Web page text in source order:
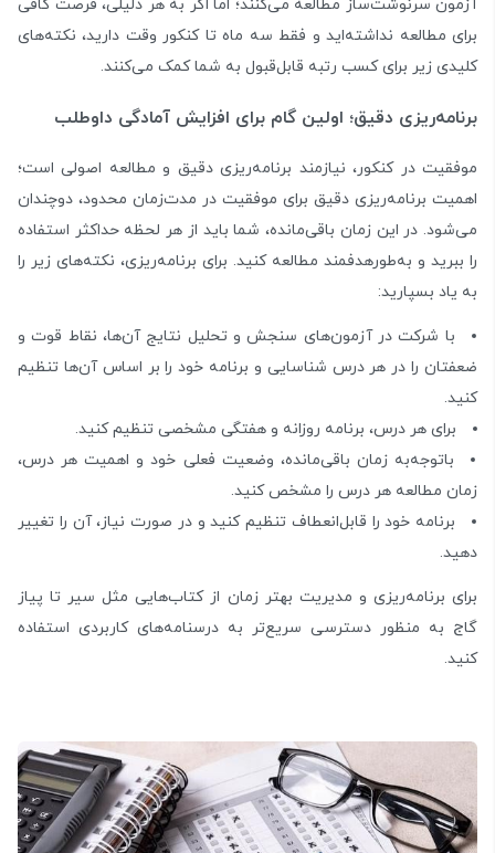
آزمون سرنوشت‌ساز مطالعه می‌کنند؛ اما اگر به هر دلیلی، فرصت کافی
برای مطالعه نداشته‌اید و فقط سه ماه تا کنکور وقت دارید، نکته‌های
کلیدی زیر برای کسب رتبه قابل‌قبول به شما کمک می‌کنند.
برنامه‌ریزی دقیق؛ اولین گام برای افزایش آمادگی داوطلب
موفقیت در کنکور، نیازمند برنامه‌ریزی دقیق و مطالعه‌ اصولی است؛
اهمیت برنامه‌ریزی دقیق برای موفقیت در مدت‌زمان محدود، دوچندان
می‌شود. در این زمان باقی‌مانده، شما باید از هر لحظه حداکثر استفاده
را ببرید و به‌طور‌هدفمند مطالعه‌ کنید. برای برنامه‌ریزی، نکته‌های زیر را
به یاد بسپارید:
با شرکت در آزمون‌های سنجش و تحلیل نتایج آن‌ها، نقاط قوت و
ضعفتان را در هر درس شناسایی و برنامه‌ خود را بر اساس آن‌ها تنظیم
کنید.
برای هر درس، برنامه‌ روزانه و هفتگی مشخصی تنظیم کنید.
باتوجه‌به زمان باقی‌مانده، وضعیت فعلی خود و اهمیت هر درس،
زمان مطالعه هر درس را مشخص کنید.
برنامه‌ خود را قابل‌انعطاف تنظیم کنید و در صورت نیاز، آن را تغییر
دهید.
برای برنامه‌ریزی و مدیریت بهتر زمان از کتاب‌هایی مثل سیر تا پیاز
گاج به منظور دسترسی سریع‌تر به درسنامه‌های کاربردی استفاده
کنید.